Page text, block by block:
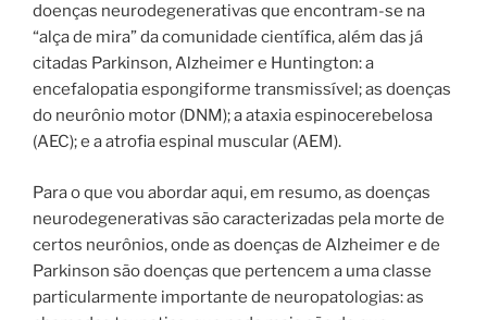
doenças neurodegenerativas que encontram-se na
“alça de mira” da comunidade científica, além das já
citadas Parkinson, Alzheimer e Huntington: a
encefalopatia espongiforme transmissível; as doenças
do neurônio motor (DNM); a ataxia espinocerebelosa
(AEC); e a atrofia espinal muscular (AEM).
Para o que vou abordar aqui, em resumo, as doenças
neurodegenerativas são caracterizadas pela morte de
certos neurônios, onde as doenças de Alzheimer e de
Parkinson são doenças que pertencem a uma classe
particularmente importante de neuropatologias: as